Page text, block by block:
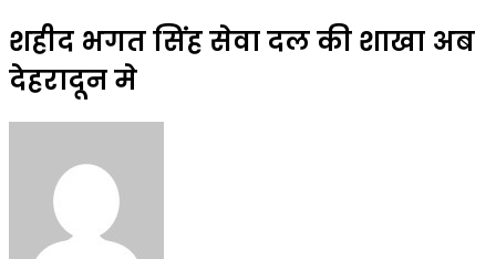
शहीद भगत सिंह सेवा दल की शाखा अब
देहरादून मे